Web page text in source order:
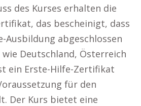
des Kurses erhalten die
das bescheinigt, dass
Ausbildung abgeschlossen
wie Deutschland, Österreich
ein Erste-Hilfe-Zertifikat
für den
Der Kurs bietet eine